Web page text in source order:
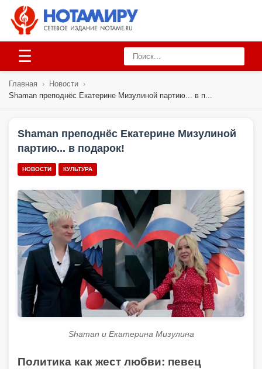
☰
Главная › Новости ›
Shaman преподнёс Екатерине Мизулиной партию... в п...
Shaman преподнёс Екатерине Мизулиной
партию... в подарок!
НОВОСТИ КУЛЬТУРА
Shaman и Екатерина Мизулина
Политика как жест любви: певец